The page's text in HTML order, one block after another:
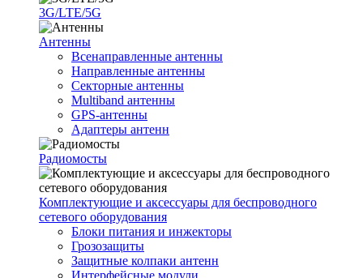
3G/LTE/5G
Антенны
Всенаправленные антенны
Направленные антенны
Секторные антенны
Multiband антенны
GPS-антенны
Адаптеры антенн
Радиомосты
Комплектующие и аксессуары для беспроводного
сетевого оборудования
Блоки питания и инжекторы
Грозозащиты
Защитные колпаки антенн
Интерфейсные модули